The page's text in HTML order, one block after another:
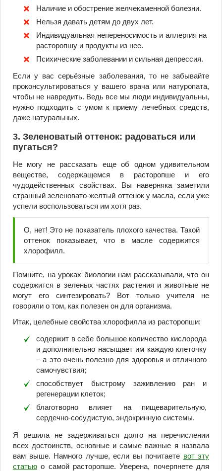
Наличие и обострение желчекаменной болезни.
Нельзя давать детям до двух лет.
Индивидуальная непереносимость и аллергия на
расторопшу и продукты из нее.
Психические заболевании и сильная депрессия.
Если у вас серьёзные заболевания, то не забывайте
проконсультироваться у вашего врача или натуропата,
чтобы не навредить. Ведь все мы люди индивидуальны,
нужно подходить с умом к приему лечебных средств,
даже натуральных.
3. Зеленоватый оттенок: радоваться или
пугаться?
Не могу не рассказать еще об одном удивительном
веществе, содержащемся в расторопше и его
чудодейственных свойствах. Вы наверняка заметили
странный зеленовато-желтый оттенок у масла, если уже
успели воспользоваться им хотя раз.
О, нет! Это не показатель плохого качества. Такой
оттенок показывает, что в масле содержится
хлорофилл.
Помните, на уроках биологии нам рассказывали, что он
содержится в зеленых частях растения и животные не
могут его синтезировать? Вот только учителя не
говорили о том, как полезен он для организма.
Итак, целебные свойства хлорофилла из расторопши:
содержит в себе большое количество кислорода
и дополнительно насыщает им каждую клеточку
– а это очень полезно для здоровья и отличного
самочувствия;
способствует быстрому заживлению ран и
регенерации клеток;
благотворно влияет на пищеварительную,
сердечно-сосудистую, эндокринную системы.
Я решила не задерживаться долго на перечислении
всех достоинств, основные и самые важные я назвала
вам выше. Намного лучше, если вы почитаете вот эту
статью о самой расторопше. Уверена, почерпнете для